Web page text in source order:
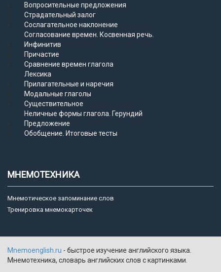
Вопросительные предложения
Страдательный залог
Сослагательное наклонение
Согласование времен. Косвенная речь.
Инфинитив
Причастие
Сравнение времен глагола
Лексика
Прилагательные и наречия
Модальные глаголы
Существительное
Неличные формы глагола. Герундий
Предложение
Обобщение. Итоговые тесты
МНЕМОТЕХНИКА
Мнемотическое запоминание слов
Тренировка мнемокарточек
Mnemoenglish.ru - быстрое изучение английского языка.
Мнемотехника, словарь английских слов с картинками.